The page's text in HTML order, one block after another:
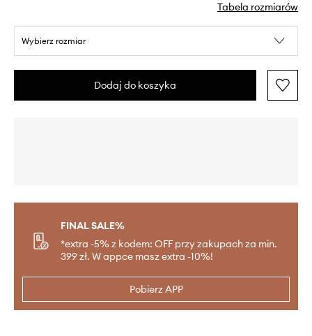
Tabela rozmiarów
Wybierz rozmiar
Dodaj do koszyka
FINAL SALE%
*extra -5% z kodem: OFF przy zakupach za min.
399 zł. W appce masz extra -10%!
Pobierz APP